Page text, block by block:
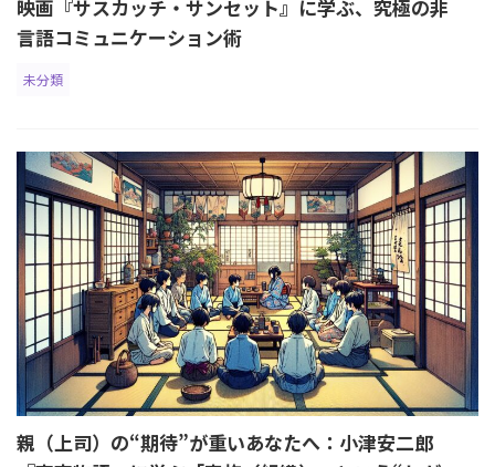
映画『サスカッチ・サンセット』に学ぶ、究極の非
言語コミュニケーション術
未分類
親（上司）の“期待”が重いあなたへ：小津安二郎